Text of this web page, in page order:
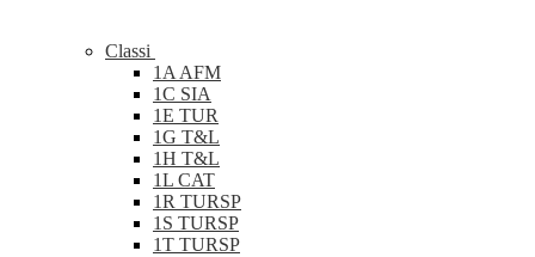
Classi
1A AFM
1C SIA
1E TUR
1G T&L
1H T&L
1L CAT
1R TURSP
1S TURSP
1T TURSP